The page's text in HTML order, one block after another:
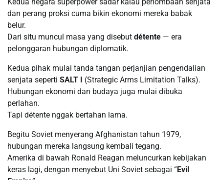
dan perang proksi cuma bikin ekonomi mereka babak
belur.
Dari situ muncul masa yang disebut détente — era
pelonggaran hubungan diplomatik.
Kedua pihak mulai tanda tangan perjanjian pengendalian
senjata seperti SALT I (Strategic Arms Limitation Talks).
Hubungan ekonomi dan budaya juga mulai dibuka
perlahan.
Tapi détente nggak bertahan lama.
Begitu Soviet menyerang Afghanistan tahun 1979,
hubungan mereka langsung kembali tegang.
Amerika di bawah Ronald Reagan meluncurkan kebijakan
keras lagi, dengan menyebut Uni Soviet sebagai “Evil